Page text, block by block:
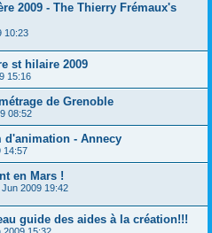
2009 - The Thierry Frémaux's
10:23
st hilaire 2009
15:16
de Grenoble
08:52
d'animation - Annecy
14:57
en Mars !
Jun 2009 19:42
guide des aides à la création!!!